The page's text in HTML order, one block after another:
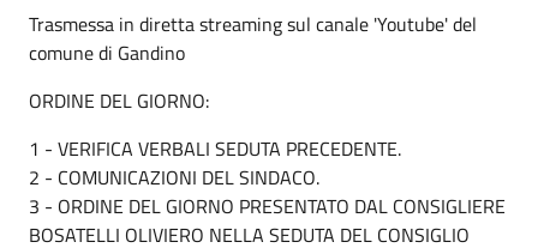
Trasmessa in diretta streaming sul canale 'Youtube' del
comune di Gandino
ORDINE DEL GIORNO:
1 - VERIFICA VERBALI SEDUTA PRECEDENTE.
2 - COMUNICAZIONI DEL SINDACO.
3 - ORDINE DEL GIORNO PRESENTATO DAL CONSIGLIERE
BOSATELLI OLIVIERO NELLA SEDUTA DEL CONSIGLIO